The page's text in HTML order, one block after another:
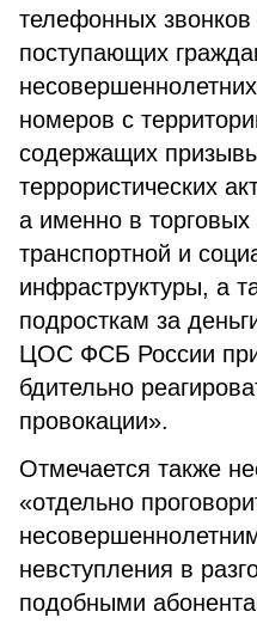
телефонных
поступающих
номеров с
содержащих
террористических
а именно в торговых
транспортной и
инфраструктуры, а
подросткам за
ЦОС ФСБ России
бдительно
провокации».
Отмечается также
«отдельно
невступления в
подобными